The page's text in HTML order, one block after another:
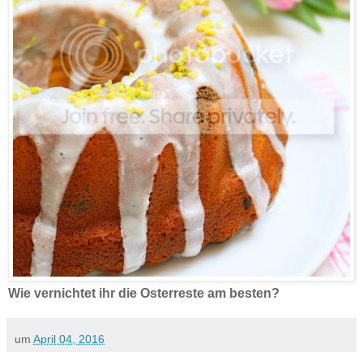
Wie vernichtet ihr die Osterreste am besten?
um April 04, 2016